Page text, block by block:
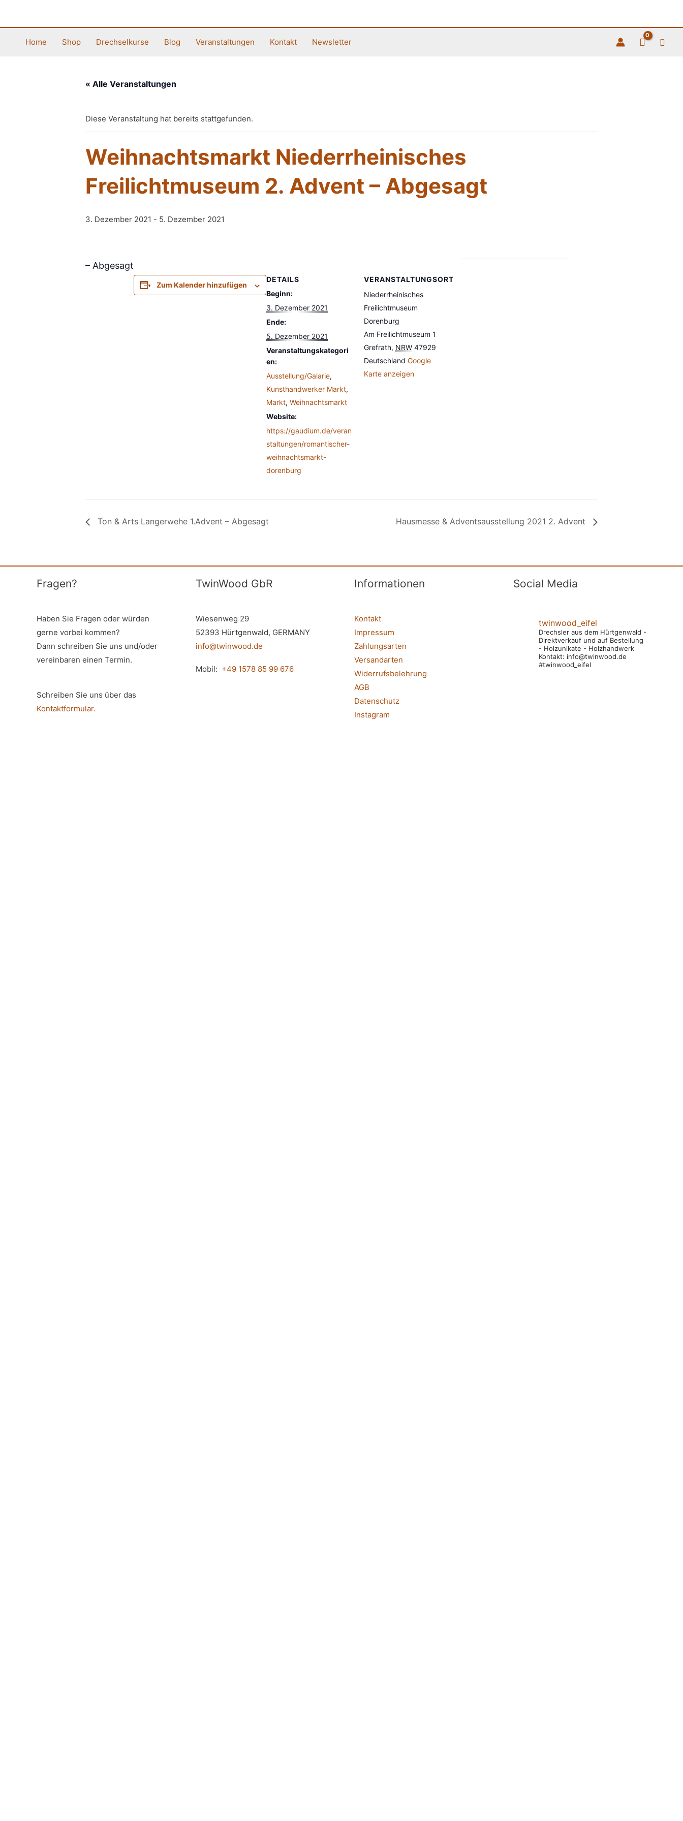
Home
Shop Drechselkurse Blog Veranstaltungen Kontakt Newsletter
« Alle Veranstaltungen
Diese Veranstaltung hat bereits stattgefunden.
Weihnachtsmarkt Niederrheinisches
Freilichtmuseum 2. Advent – Abgesagt
3. Dezember 2021 - 5. Dezember 2021
– Abgesagt
Zum Kalender hinzufügen
DETAILS
Beginn:
3. Dezember 2021
Ende:
5. Dezember 2021
Veranstaltungskategori
en:
Ausstellung/Galarie,
Kunsthandwerker Markt,
Markt, Weihnachtsmarkt
Website:
https://gaudium.de/veran
staltungen/romantischer-
weihnachtsmarkt-
dorenburg
VERANSTALTUNGSORT
Niederrheinisches
Freilichtmuseum
Dorenburg
Am Freilichtmuseum 1
Grefrath, NRW 47929
Deutschland Google
Karte anzeigen
Ton & Arts Langerwehe 1.Advent – Abgesagt Hausmesse & Adventsausstellung 2021 2. Advent
Fragen?
Haben Sie Fragen oder würden
gerne vorbei kommen?
Dann schreiben Sie uns und/oder
vereinbaren einen Termin.
Schreiben Sie uns über das
Kontaktformular.
TwinWood GbR
Wiesenweg 29
52393 Hürtgenwald, GERMANY
info@twinwood.de
Mobil: +49 1578 85 99 676
Informationen
Kontakt
Impressum
Zahlungsarten
Versandarten
Widerrufsbelehrung
AGB
Datenschutz
Instagram
Social Media
twinwood_eifel
Drechsler aus dem Hürtgenwald -
Direktverkauf und auf Bestellung
- Holzunikate - Holzhandwerk
Kontakt: info@twinwood.de
#twinwood_eifel